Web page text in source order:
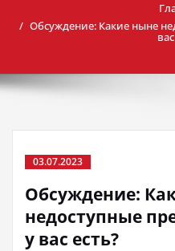
Обсуждение: Какие ныне
03.07.2023
Обсуждение:
недоступные
у вас есть?